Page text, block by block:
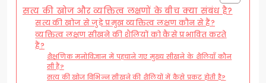
सत्य की खोज और व्यक्तित्व लक्षणों के बीच क्या संबंध है?
सत्य की खोज से जुड़े प्रमुख व्यक्तित्व लक्षण कौन से हैं?
व्यक्तित्व लक्षण सीखने की शैलियों को कैसे प्रभावित करते
हैं?
शैक्षणिक मनोविज्ञान में पहचाने गए मुख्य सीखने के शैलियाँ कौन
सी हैं?
सत्य की खोज विभिन्न सीखने की शैलियों में कैसे प्रकट होती है?